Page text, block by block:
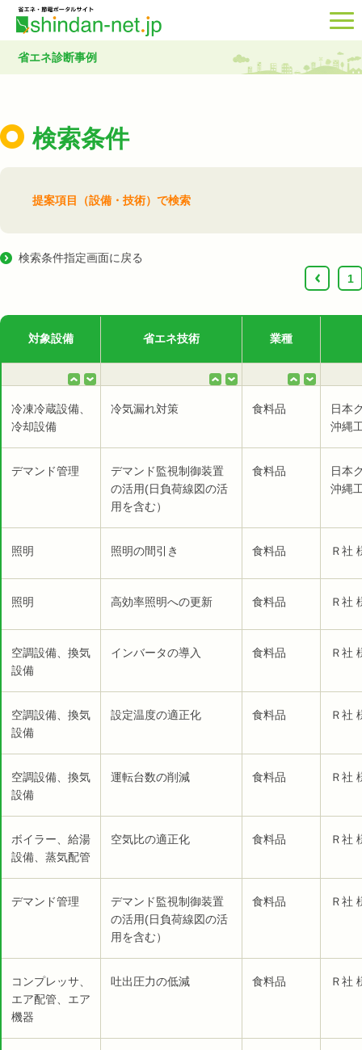
省エネ診断事例
検索条件
提案項目（設備・技術）で検索
検索条件指定画面に戻る
‹
1
対象設備 省エネ技術 業種
冷凍冷蔵設備、
冷却設備
冷気漏れ対策 食料品
日本
沖縄
デマンド管理
デマンド監視制御装置
の活用(日負荷線図の活
用を含む）
食料品
日本
沖縄
照明 照明の間引き 食料品 Ｒ社
照明 高効率照明への更新 食料品 Ｒ社
空調設備、換気
設備
インバータの導入 食料品 Ｒ社
空調設備、換気
設備
設定温度の適正化 食料品 Ｒ社
空調設備、換気
設備
運転台数の削減 食料品 Ｒ社
ボイラー、給湯
設備、蒸気配管
空気比の適正化 食料品 Ｒ社
デマンド管理
デマンド監視制御装置
の活用(日負荷線図の活
用を含む）
食料品 Ｒ社
コンプレッサ、
エア配管、エア
機器
吐出圧力の低減 食料品 Ｒ社